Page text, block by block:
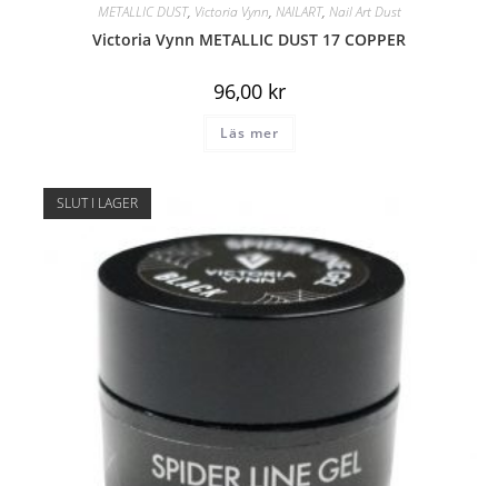
METALLIC DUST, Victoria Vynn, NAILART, Nail Art Dust
Victoria Vynn METALLIC DUST 17 COPPER
96,00 kr
Läs mer
SLUT I LAGER